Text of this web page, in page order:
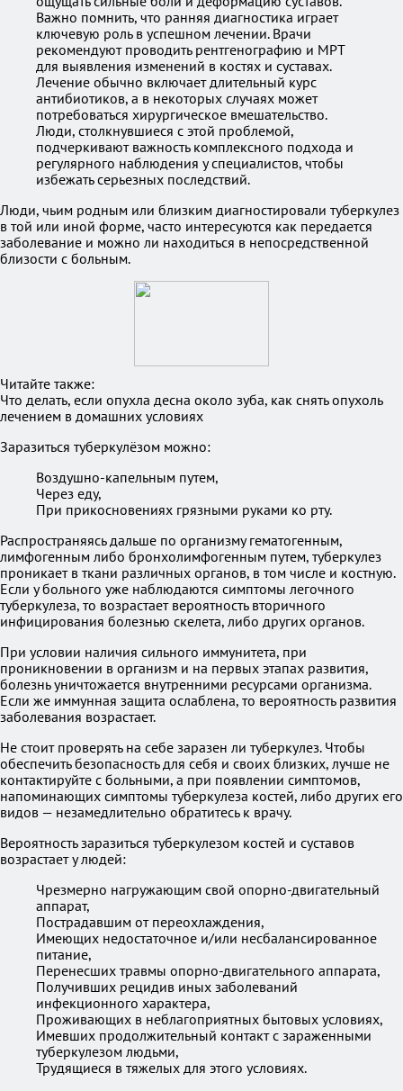
Важно помнить, что ранняя диагностика играет
ключевую роль в успешном лечении. Врачи
рекомендуют проводить рентгенографию и МРТ
для выявления изменений в костях и суставах.
Лечение обычно включает длительный курс
антибиотиков, а в некоторых случаях может
потребоваться хирургическое вмешательство.
Люди, столкнувшиеся с этой проблемой,
подчеркивают важность комплексного подхода и
регулярного наблюдения у специалистов, чтобы
избежать серьезных последствий.
Люди, чьим родным или близким диагностировали туберкулез
в той или иной форме, часто интересуются как передается
заболевание и можно ли находиться в непосредственной
близости с больным.
Читайте также:
Что делать, если опухла десна около зуба, как снять опухоль
лечением в домашних условиях
Заразиться туберкулёзом можно:
Воздушно-капельным путем,
Через еду,
При прикосновениях грязными руками ко рту.
Распространяясь дальше по организму гематогенным,
лимфогенным либо бронхолимфогенным путем, туберкулез
проникает в ткани различных органов, в том числе и костную.
Если у больного уже наблюдаются симптомы легочного
туберкулеза, то возрастает вероятность вторичного
инфицирования болезнью скелета, либо других органов.
При условии наличия сильного иммунитета, при
проникновении в организм и на первых этапах развития,
болезнь уничтожается внутренними ресурсами организма.
Если же иммунная защита ослаблена, то вероятность развития
заболевания возрастает.
Не стоит проверять на себе заразен ли туберкулез. Чтобы
обеспечить безопасность для себя и своих близких, лучше не
контактируйте с больными, а при появлении симптомов,
напоминающих симптомы туберкулеза костей, либо других его
видов — незамедлительно обратитесь к врачу.
Вероятность заразиться туберкулезом костей и суставов
возрастает у людей:
Чрезмерно нагружающим свой опорно-двигательный
аппарат,
Пострадавшим от переохлаждения,
Имеющих недостаточное и/или несбалансированное
питание,
Перенесших травмы опорно-двигательного аппарата,
Получивших рецидив иных заболеваний
инфекционного характера,
Проживающих в неблагоприятных бытовых условиях,
Имевших продолжительный контакт с зараженными
туберкулезом людьми,
Трудящиеся в тяжелых для этого условиях.